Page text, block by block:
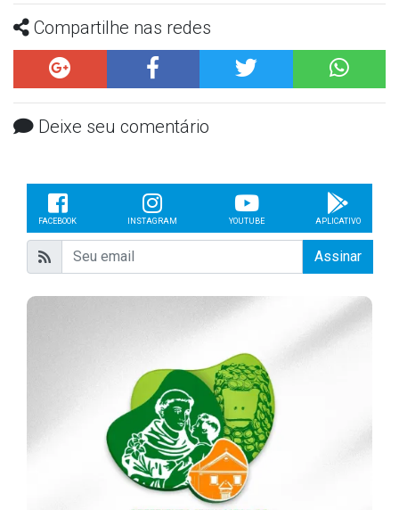
Compartilhe nas redes
Deixe seu comentário
FACEBOOK INSTAGRAM YOUTUBE APLICATIVO
Assinar